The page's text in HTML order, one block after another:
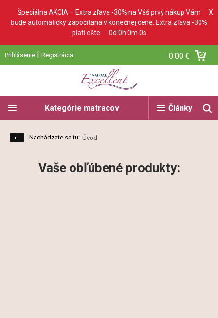
Špeciálna AKCIA – Extra zľava -30% na Váš prvý nákup Vám
bude automaticky započítaná v konečnej cene. Extra zľava -30%
platí ešte: 0d 0h 0m 0s
X
Prihlásenie | Registrácia 0.00 €
Články
Kategórie matracov
Nachádzate sa tu: Úvod
Vaše obľúbené produkty: